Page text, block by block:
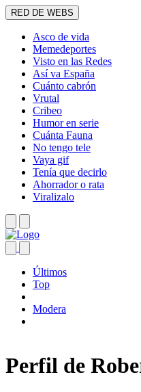
RED DE WEBS
Asco de vida
Memedeportes
Visto en las Redes
Así va España
Cuánto cabrón
Vrutal
Cribeo
Humor en serie
Cuánta Fauna
No tengo tele
Vaya gif
Tenía que decirlo
Ahorrador o rata
Viralizalo
Últimos
Top
Modera
Perfil de